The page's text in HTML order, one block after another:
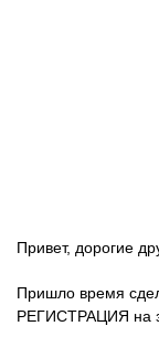
Привет, дорогие
Пришло время
РЕГИСТРАЦИЯ на